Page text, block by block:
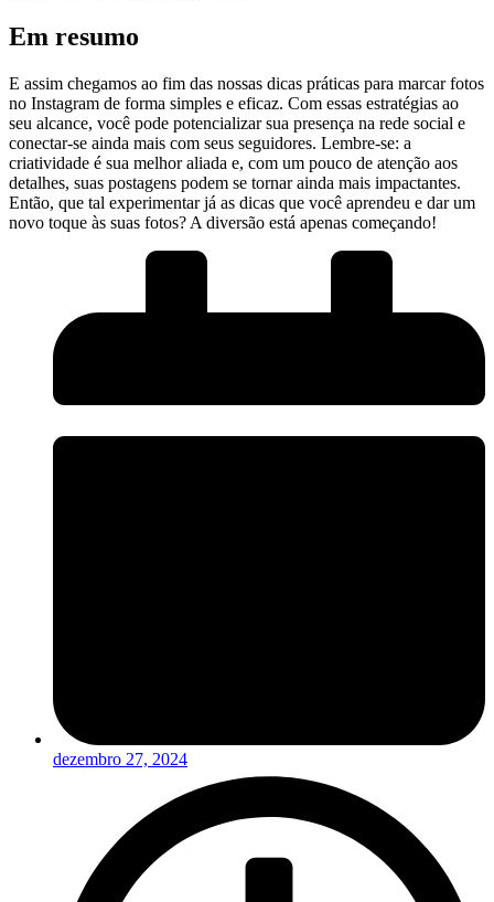
Em ⁤resumo
E ⁤assim ‌chegamos ao⁣ fim‌ das nossas dicas práticas ⁢para ⁢marcar ​fotos
​no ‍Instagram de forma simples ‌e​ eficaz. Com essas estratégias ao
seu‌ alcance, você pode potencializar ⁣sua ​presença na rede social e
conectar-se ainda mais com seus ‍seguidores. Lembre-se: a
⁣criatividade é sua melhor aliada e, ‍com um pouco ‍de atenção‌ aos
detalhes, ‍suas postagens podem se tornar ainda mais impactantes.
Então, que tal experimentar já as‌ dicas que⁣ você aprendeu e dar um
novo toque às ‌suas fotos? A diversão está apenas‍ começando!
dezembro 27, 2024